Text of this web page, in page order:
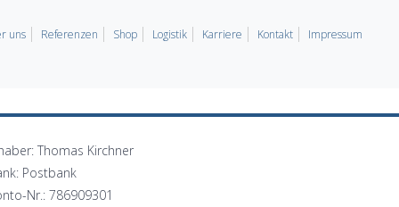
uns Referenzen Shop Logistik Karriere Kontakt Impressum
Thomas Kirchner
Postbank
Nr.: 786909301